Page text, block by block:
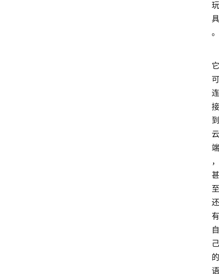
玩
具
。
它
可
连
接
到
云
端
，
甚
至
还
有
自
己
的
语